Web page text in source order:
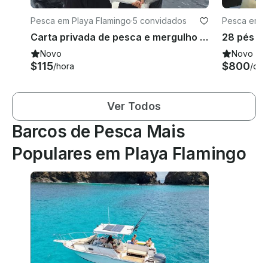
Pesca em Playa Flamingo·5 convidados
Carta privada de pesca e mergulho com snorkel em Playa Flamingo/Conchal/Tamarindo
Novo
$115/hora
Pesca em
28 pés
Novo
$800/dia
Ver Todos
Barcos de Pesca Mais
Populares em Playa Flamingo